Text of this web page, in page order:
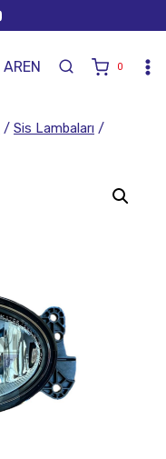
AREN 0
/ Sis Lambaları /